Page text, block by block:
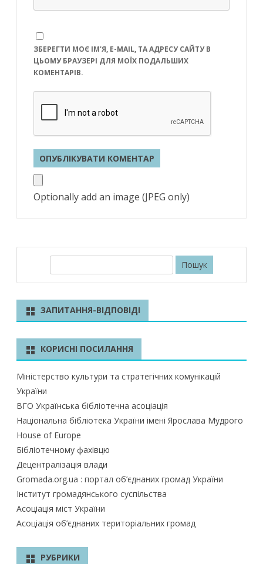
ЗБЕРЕГТИ МОЄ ІМ'Я, E-MAIL, ТА АДРЕСУ САЙТУ В
ЦЬОМУ БРАУЗЕРІ ДЛЯ МОЇХ ПОДАЛЬШИХ
КОМЕНТАРІВ.
Optionally add an image (JPEG only)
к
ЗАПИТАННЯ-ВІДПОВІДІ
КОРИСНІ ПОСИЛАННЯ
Міністерство культури та стратегічних комунікацій
України
ВГО Українська бібліотечна асоціація
Національна бібліотека України імені Ярослава Мудрого
House of Europe
Бібліотечному фахівцю
Децентралізація влади
Gromada.org.ua : портал об’єднаних громад України
Інститут громадянського суспільства
Асоціація міст України
Асоціація об’єднаних територіальних громад
РУБРИКИ